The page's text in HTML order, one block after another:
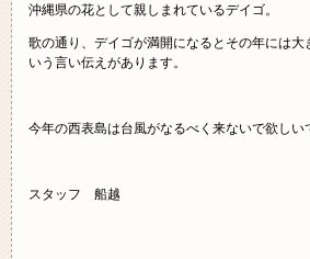
沖縄県の花として親しまれているデイゴ。
歌の通り、デイゴが満開になるとその年には大
いう言い伝えがあります。
今年の西表島は台風がなるべく来ないで欲し
スタッフ 船越